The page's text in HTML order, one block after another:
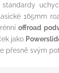
165mm
offroad
jako
přesně svým